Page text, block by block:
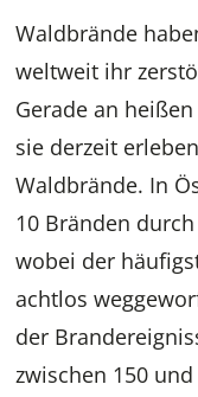
Waldbrände
weltweit ihr
Gerade an
sie derzeit
Waldbrände. In
10 Bränden
wobei der
achtlos
der
zwischen 150